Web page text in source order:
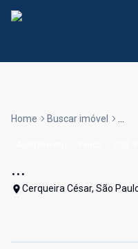
Home Buscar imóvel ...
...
Cerqueira César, São